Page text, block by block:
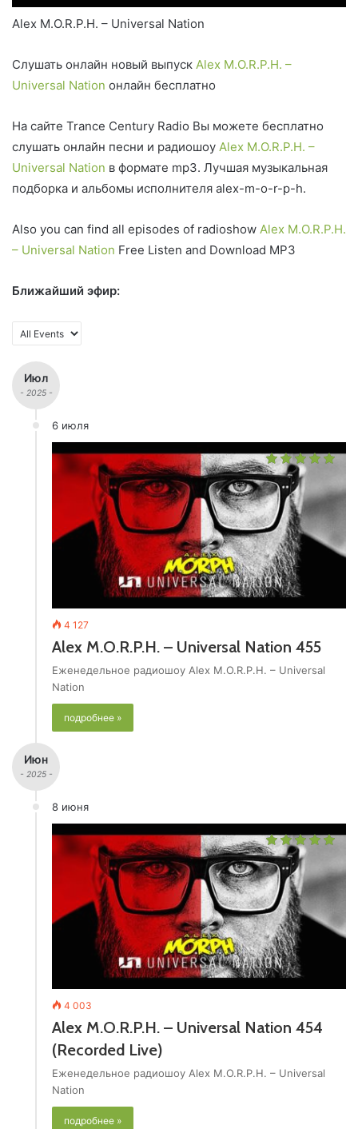
Alex M.O.R.P.H. – Universal Nation
Слушать онлайн новый выпуск Alex M.O.R.P.H. –
Universal Nation онлайн бесплатно
На сайте Trance Century Radio Вы можете бесплатно
слушать онлайн песни и радиошоу Alex M.O.R.P.H. –
Universal Nation в формате mp3. Лучшая музыкальная
подборка и альбомы исполнителя alex-m-o-r-p-h.
Also you can find all episodes of radioshow Alex M.O.R.P.H.
– Universal Nation Free Listen and Download MP3
Ближайший эфир:
Июл
- 2025 -
6 июля
4 127
Alex M.O.R.P.H. – Universal Nation 455
Еженедельное радиошоу Alex M.O.R.P.H. – Universal
Nation
подробнее »
Июн
- 2025 -
8 июня
4 003
Alex M.O.R.P.H. – Universal Nation 454
(Recorded Live)
Еженедельное радиошоу Alex M.O.R.P.H. – Universal
Nation
подробнее »